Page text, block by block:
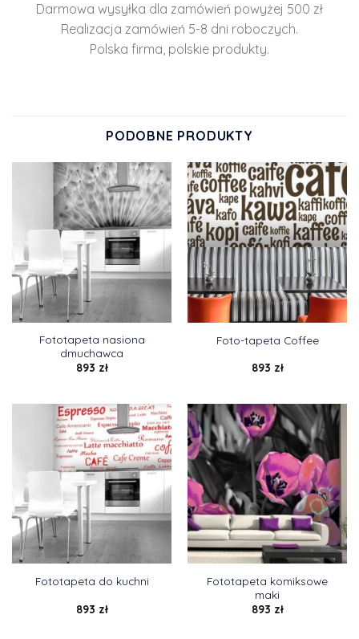
Darmowa wysyłka dla zamówień powyżej 500 zł
Realizacja zamówień 5-8 dni roboczych.
Polska firma, polskie produkty.
PODOBNE PRODUKTY
Fototapeta nasiona
dmuchawca
893 zł
Foto-tapeta Coffee
893 zł
Fototapeta do kuchni
893 zł
Fototapeta komiksowe
maki
893 zł